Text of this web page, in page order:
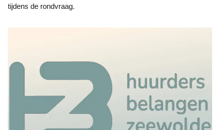
tijdens de rondvraag.